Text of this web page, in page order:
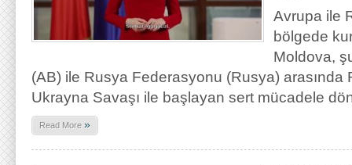
Avrupa ile
bölgede
Moldova,
(AB) ile Rusya Federasyonu (Rusya) arasında
Ukrayna Savaşı ile başlayan sert mücadele
Read More »